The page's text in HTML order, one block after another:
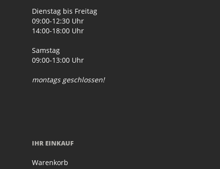
Dienstag bis Freitag
09:00-12:30 Uhr
14:00-18:00 Uhr
Samstag
09:00-13:00 Uhr
montags geschlossen!
IHR EINKAUF
Warenkorb